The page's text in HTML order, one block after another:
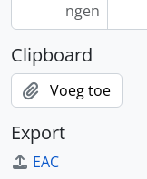
ngen
Clipboard
Voeg toe
Export
EAC